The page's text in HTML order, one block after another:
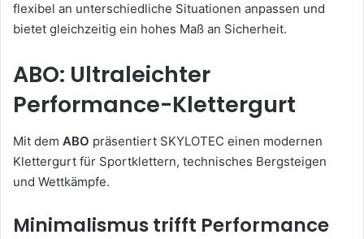
flexibel an unterschiedliche Situationen anpassen und
bietet gleichzeitig ein hohes Maß an Sicherheit.
ABO: Ultraleichter
Performance-Klettergurt
Mit dem ABO präsentiert SKYLOTEC einen modernen
Klettergurt für Sportklettern, technisches Bergsteigen
und Wettkämpfe.
Minimalismus trifft Performance